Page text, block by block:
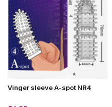
Vinger sleeve A-spot NR4